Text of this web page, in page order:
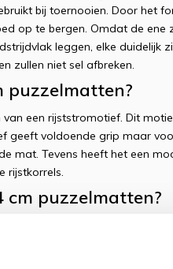
bij toernooien. Door het
op te bergen. Omdat de ene
leggen, elke duidelijk
zullen niet sel afbreken.
puzzelmatten?
een rijststromotief. Dit
geeft voldoende grip maar
mat. Tevens heeft het een
rijstkorrels.
cm puzzelmatten?
vechtsporten waarbij ook
Jiu Jitsu. Het is niet
beperkt. Wanneer u op